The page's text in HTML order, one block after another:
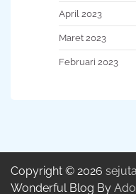
April 2023
Maret 2023
Februari 2023
Copyright © 2026
Wonderful Blog By